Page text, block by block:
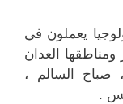
يعملون في
العدان
صباح السالم ،
.